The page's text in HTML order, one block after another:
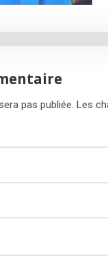
pas publiée. Les